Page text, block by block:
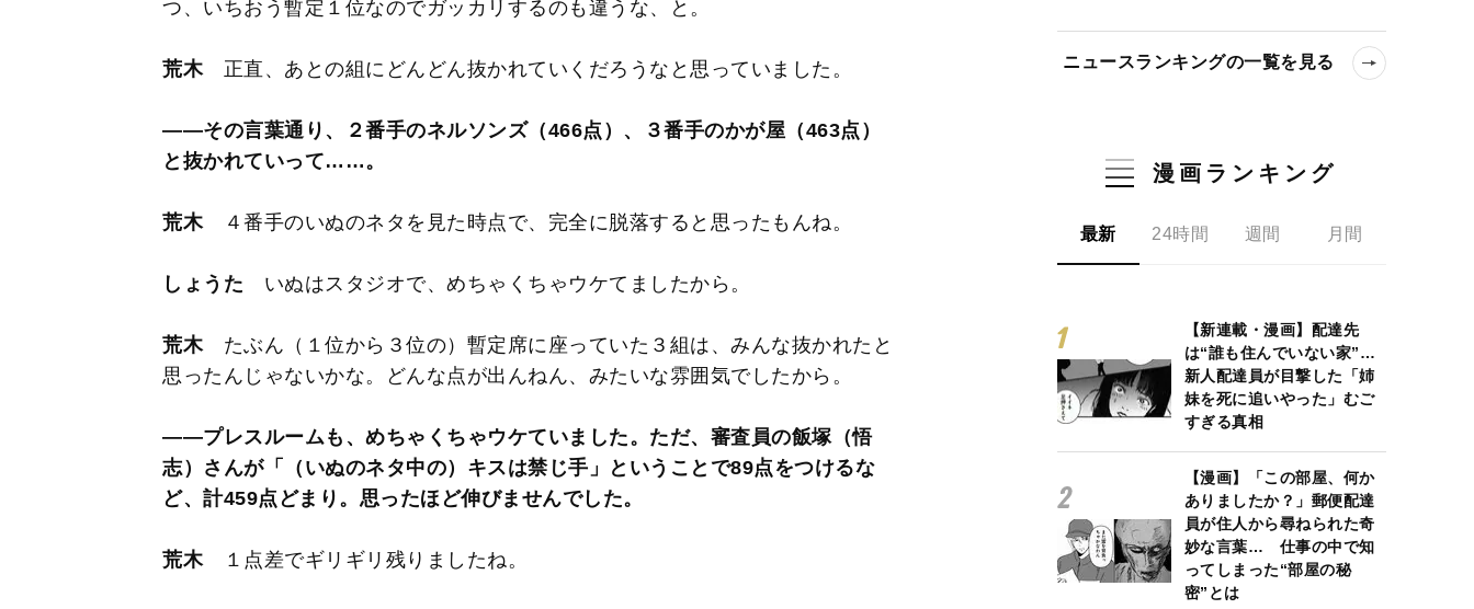
つ、いちおう暫定１位なのでガッカリするのも違うな、と。
荒木正直、あとの組にどんどん抜かれていくだろうなと思っていました。
――その言葉通り、２番手のネルソンズ（466点）、３番手のかが屋（463点）
と抜かれていって……。
荒木４番手のいぬのネタを見た時点で、完全に脱落すると思ったもんね。
しょうた いぬはスタジオで、めちゃくちゃウケてましたから。
荒木たぶん（１位から３位の）暫定席に座っていた３組は、みんな抜かれたと
思ったんじゃないかな。どんな点が出んねん、みたいな雰囲気でしたから。
――プレスルームも、めちゃくちゃウケていました。ただ、審査員の飯塚（悟
志）さんが「（いぬのネタ中の）キスは禁じ手」ということで89点をつけるな
ど、計459点どまり。思ったほど伸びませんでした。
荒木１点差でギリギリ残りましたね。
ニュースランキングの一覧を見る
漫画ランキング
最新 24時間 週間 月間
【新連載・漫画】配達先
は“誰も住んでいない家”…
新人配達員が目撃した「姉
妹を死に追いやった」むご
すぎる真相
【漫画】「この部屋、何か
ありましたか？」郵便配達
員が住人から尋ねられた奇
妙な言葉… 仕事の中で知
ってしまった“部屋の秘
密”とは